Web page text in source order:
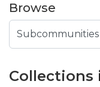
Browse